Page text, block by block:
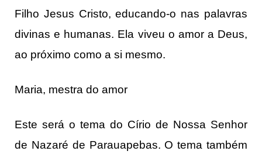
Filho Jesus Cristo, educando-o nas palavras
divinas e humanas. Ela viveu o amor a Deus,
ao próximo como a si mesmo.
Maria, mestra do amor
Este será o tema do Círio de Nossa Senhor
de Nazaré de Parauapebas. O tema também